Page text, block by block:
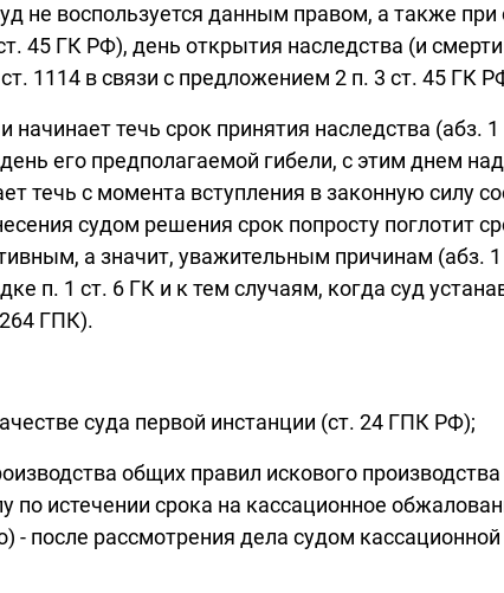
не воспользуется данным правом, а также
45 ГК РФ), день открытия наследства (и
1114 в связи с предложением 2 п. 3 ст. 45 ГК
течь срок принятия наследства (абз.
его предполагаемой гибели, с этим днем
течь с момента вступления в законную силу
судом решения срок попросту поглотит
а значит, уважительным причинам (абз.
п. 1 ст. 6 ГК и к тем случаям, когда суд
ГПК).
суда первой инстанции (ст. 24 ГПК РФ);
общих правил искового
истечении срока на кассационное
после рассмотрения дела судом кассационной